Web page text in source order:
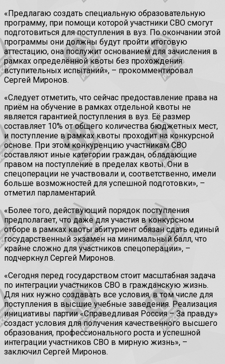
«Предлагаю создать специальную образовательную
программу, при помощи которой участники СВО смогут
подготовиться для поступления в вуз. По окончании этой
программы они должны будут пройти итоговую
аттестацию, она послужит основанием для зачисления в
рамках определённой квоты без прохождения
вступительных испытаний», – прокомментировал
Сергей Миронов.
«Следует отметить, что сейчас предоставление права на
приём на обучение в рамках отдельной квоты не
является гарантией поступления в вуз. Её размер
составляет 10% от общего количества бюджетных мест,
и поступление в рамках квоты проходит на конкурсной
основе. При этом конкуренцию участникам СВО
составляют иные категории граждан, обладающие
правом на поступление в пределах квоты. Они в
спецоперации не участвовали и, соответственно, имели
больше возможностей для успешной подготовки», –
отметил парламентарий.
«Более того, действующий порядок поступления
предполагает, что даже для участия в конкурсном
отборе в рамках квоты абитуриент обязан сдать единый
государственный экзамен на минимальный балл, что
крайне сложно для участников спецоперации», –
подчеркнул Сергей Миронов.
«Сегодня перед государством стоит масштабная задача
по интеграции участников СВО в гражданскую жизнь.
Для них нужно создавать все условия, в том числе для
поступления в высшие учебные заведения. Реализация
инициативы партии «Справедливая Россия – За правду»
создаст условия для получения качественного высшего
образования, профессионального роста и успешной
интеграции участников СВО в мирную жизнь», –
заключил Сергей Миронов.